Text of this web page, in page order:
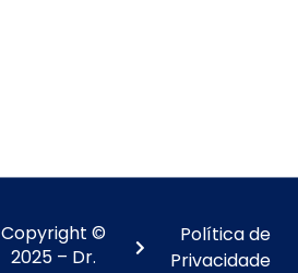
Copyright ©
2025 – Dr.
Política de
Privacidade